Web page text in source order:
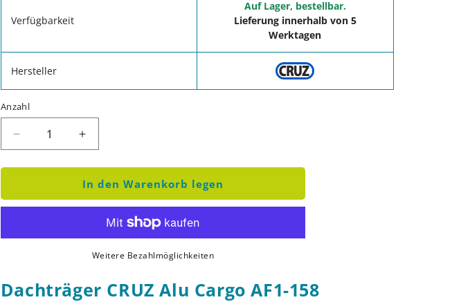
Verfügbarkeit
Auf Lager, bestellbar.
Lieferung innerhalb von 5
Werktagen
Hersteller
Anzahl
Verringere die Menge für Dachträger CRUZ Alu Cargo AF1-158
Erhöhe die Menge für Dachträger CRUZ Alu Cargo AF1-158
In den Warenkorb legen
Weitere Bezahlmöglichkeiten
Dachträger CRUZ Alu Cargo AF1-158